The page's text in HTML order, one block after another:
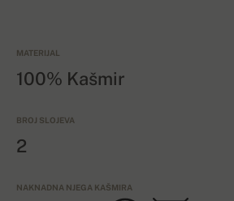
MATERIJAL
100% Kašmir
BROJ SLOJEVA
2
NAKNADNA NJEGA KAŠMIRA